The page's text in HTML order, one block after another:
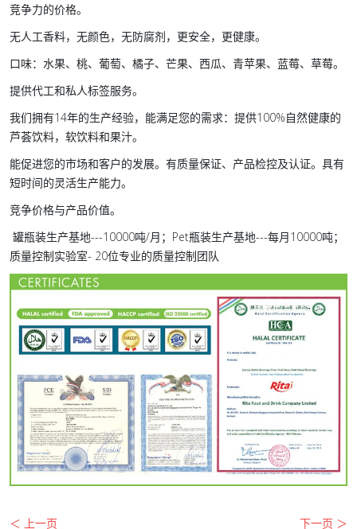
竞争力的价格。
无人工香料，无颜色，无防腐剂，更安全，更健康。
口味：水果、桃、葡萄、橘子、芒果、西瓜、青苹果、蓝莓、草莓。
提供代工和私人标签服务。
我们拥有14年的生产经验，能满足您的需求：提供100%自然健康的
芦荟饮料，软饮料和果汁。
能促进您的市场和客户的发展。有质量保证、产品检控及认证。具有
短时间的灵活生产能力。
竞争价格与产品价值。
罐瓶装生产基地---10000吨/月；Pet瓶装生产基地---每月10000吨；
质量控制实验室- 20位专业的质量控制团队
＜ 上一页 下一页 ＞